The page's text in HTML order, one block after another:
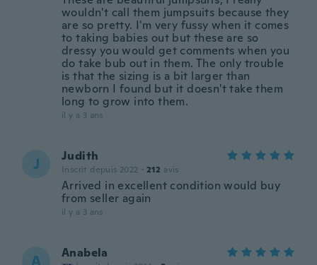
wouldn't call them jumpsuits because they
are so pretty. I'm very fussy when it comes
to taking babies out but these are so
dressy you would get comments when you
do take bub out in them. The only trouble
is that the sizing is a bit larger than
newborn I found but it doesn't take them
long to grow into them.
il y a 3 ans
J Judith
Inscrit depuis 2022 · 212 avis
Arrived in excellent condition would buy
from seller again
il y a 3 ans
A Anabela